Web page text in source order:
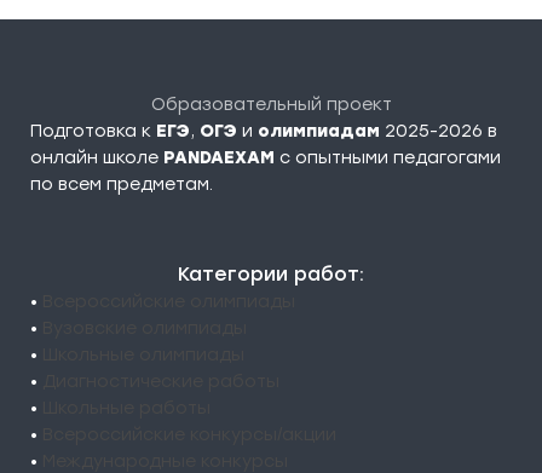
Образовательный проект
Подготовка к ЕГЭ, ОГЭ и олимпиадам 2025-2026 в
онлайн школе PANDAEXAM c опытными педагогами
по всем предметам.
Категории работ:
•
•
•
•
•
•
•